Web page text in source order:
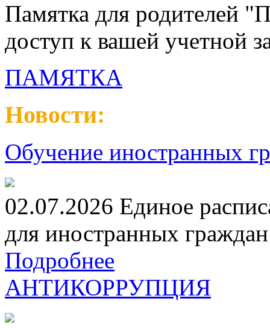
Памятка для родителей
доступ к вашей учетной
ПАМЯТКА
Новости:
Обучение иностранных
02.07.2026 Единое
для иностранных
Подробнее
АНТИКОРРУПЦИЯ